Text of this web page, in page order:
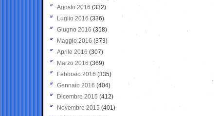
Agosto 2016 (332)
Luglio 2016 (336)
Giugno 2016 (358)
Maggio 2016 (373)
Aprile 2016 (307)
Marzo 2016 (369)
Febbraio 2016 (335)
Gennaio 2016 (404)
Dicembre 2015 (412)
Novembre 2015 (401)